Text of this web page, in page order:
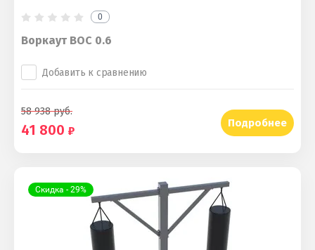
0
Воркаут ВОС 0.6
Добавить к сравнению
58 938руб.
41 800 Подробнее
Скидка - 29%